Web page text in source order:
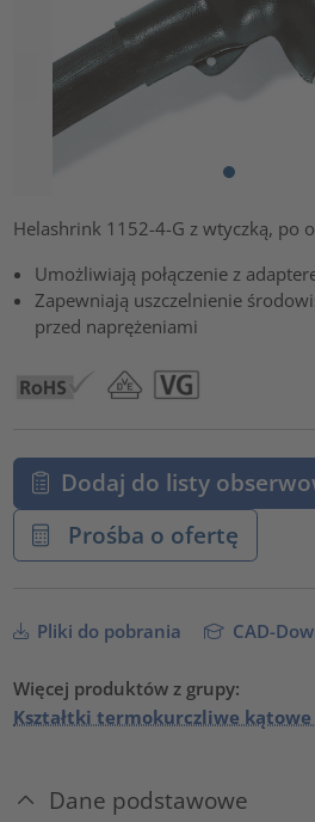
Helashrink 1152-4-G z wtyczką, po
Umożliwiają połączenie z
Zapewniają uszczelnienie
przed naprężeniami
Dodaj do listy
Prośba o ofertę
Pliki do pobrania CAD-
Więcej produktów z grupy:
Kształtki termokurczliwe kątowe
Dane podstawowe